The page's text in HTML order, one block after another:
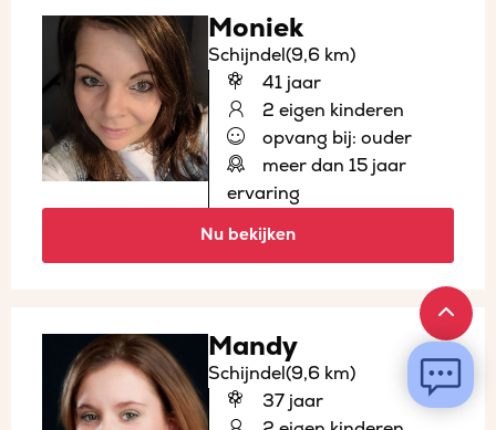
Moniek
Schijndel(9,6 km)
41 jaar
2 eigen kinderen
opvang bij: ouder
meer dan 15 jaar
ervaring
Nu bekijken
Mandy
Schijndel(9,6 km)
37 jaar